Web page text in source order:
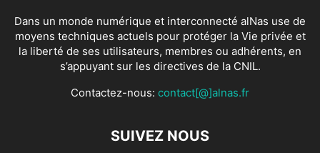
Dans un monde numérique et interconnecté alNas use de
moyens techniques actuels pour protéger la Vie privée et
la liberté de ses utilisateurs, membres ou adhérents, en
s’appuyant sur les directives de la CNIL.
Contactez-nous: contact[@]alnas.fr
SUIVEZ NOUS